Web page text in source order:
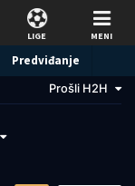
LIGE MENI
Predviđanje
Prošli H2H